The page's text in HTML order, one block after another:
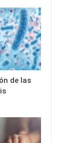
de las